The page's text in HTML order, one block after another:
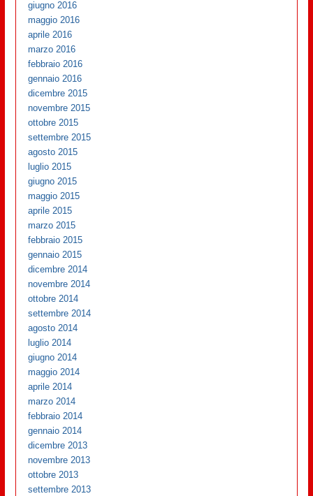
giugno 2016
maggio 2016
aprile 2016
marzo 2016
febbraio 2016
gennaio 2016
dicembre 2015
novembre 2015
ottobre 2015
settembre 2015
agosto 2015
luglio 2015
giugno 2015
maggio 2015
aprile 2015
marzo 2015
febbraio 2015
gennaio 2015
dicembre 2014
novembre 2014
ottobre 2014
settembre 2014
agosto 2014
luglio 2014
giugno 2014
maggio 2014
aprile 2014
marzo 2014
febbraio 2014
gennaio 2014
dicembre 2013
novembre 2013
ottobre 2013
settembre 2013